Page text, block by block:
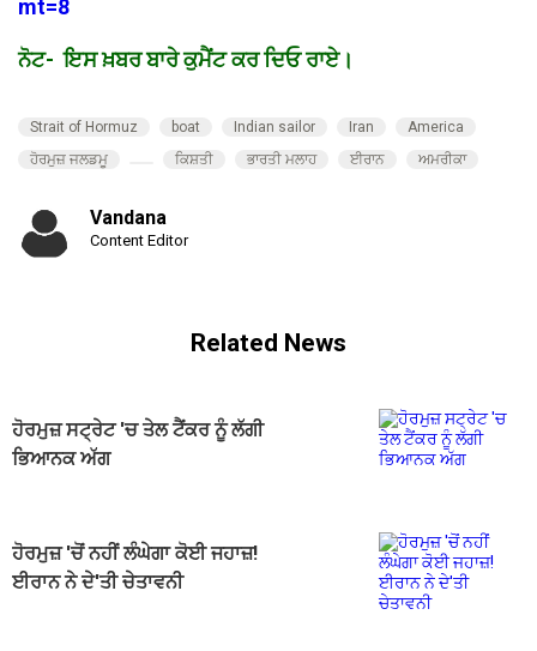
mt=8
ਨੋਟ- ਇਸ ਖ਼ਬਰ ਬਾਰੇ ਕੁਮੈਂਟ ਕਰ ਦਿਓ ਰਾਏ।
Strait of Hormuz boat Indian sailor Iran
America
ਹੋਰਮੁਜ਼ ਜਲਡਮੂ
ਕਿਸ਼ਤੀ ਭਾਰਤੀ ਮਲਾਹ ਈਰਾਨ ਅਮਰੀਕਾ
Vandana
Content Editor
Related News
ਹੋਰਮੁਜ਼ ਸਟ੍ਰੇਟ 'ਚ ਤੇਲ ਟੈਂਕਰ ਨੂੰ ਲੱਗੀ
ਭਿਆਨਕ ਅੱਗ
ਹੋਰਮੁਜ਼ 'ਚੋਂ ਨਹੀਂ ਲੰਘੇਗਾ ਕੋਈ ਜਹਾਜ਼!
ਈਰਾਨ ਨੇ ਦੇ'ਤੀ ਚੇਤਾਵਨੀ